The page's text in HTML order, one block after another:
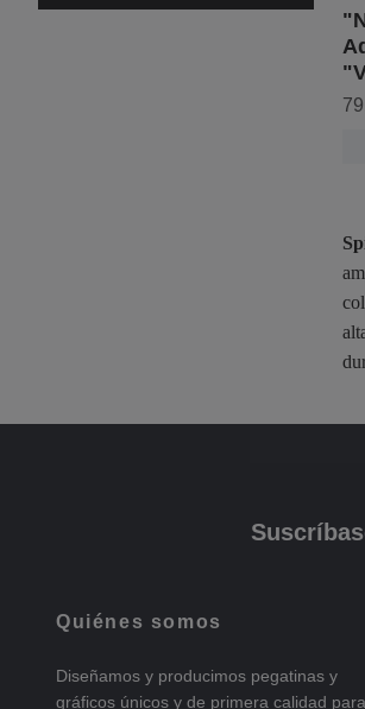
Quiénes somos
Diseñamos y producimos pegatinas y
gráficos únicos y de primera calidad para